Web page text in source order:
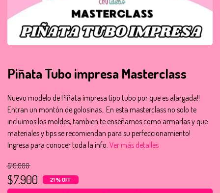
Piñata Tubo impresa Masterclass
Nuevo modelo de Piñata impresa tipo tubo por que es alargada!!
Entran un montón de golosinas.. En esta masterclass no solo te
incluimos los moldes, tambien te enseñamos como armarlas y que
materiales y tips se recomiendan para su perfeccionamiento!
Ingresa para conocer toda la info. Ver más detalles
$10.000
$7.900 21 % OFF